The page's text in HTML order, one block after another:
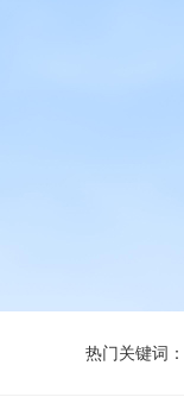
热门关键词：